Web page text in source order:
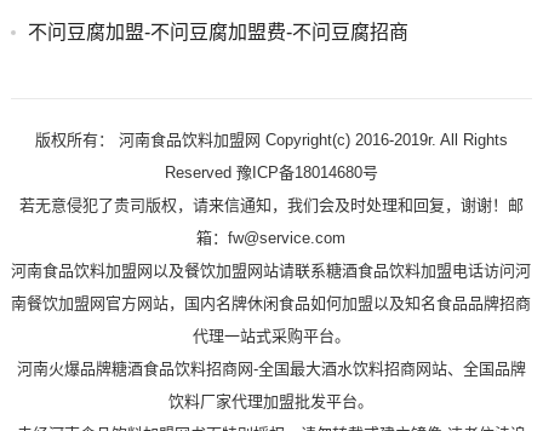
不问豆腐加盟-不问豆腐加盟费-不问豆腐招商
版权所有： 河南食品饮料加盟网 Copyright(c) 2016-2019r. All Rights
Reserved 豫ICP备18014680号
若无意侵犯了贵司版权，请来信通知，我们会及时处理和回复，谢谢！邮
箱：fw@service.com
河南食品饮料加盟网以及餐饮加盟网站请联系糖酒食品饮料加盟电话访问河
南餐饮加盟网官方网站，国内名牌休闲食品如何加盟以及知名食品品牌招商
代理一站式采购平台。
河南火爆品牌糖酒食品饮料招商网-全国最大酒水饮料招商网站、全国品牌
饮料厂家代理加盟批发平台。